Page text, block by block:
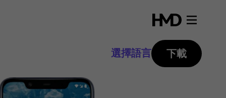
選擇語言 下載